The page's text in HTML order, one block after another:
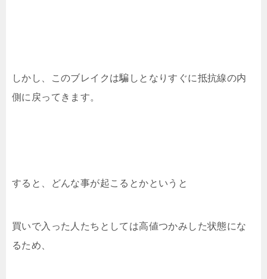
しかし、このブレイクは騙しとなりすぐに抵抗線の内
側に戻ってきます。
すると、どんな事が起こるとかというと
買いで入った人たちとしては高値つかみした状態にな
るため、